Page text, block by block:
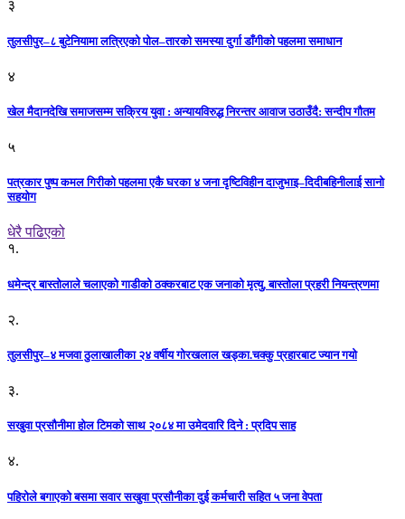
३
तुलसीपुर–८ बुटेनियामा लत्रिएको पोल–तारको समस्या दुर्गा डाँगीको पहलमा समाधान
४
खेल मैदानदेखि समाजसम्म सक्रिय युवा : अन्यायविरुद्ध निरन्तर आवाज उठाउँदै: सन्दीप गौतम
५
पत्रकार पुष्प कमल गिरीको पहलमा एकै घरका ४ जना दृष्टिविहीन दाजुभाइ–दिदीबहिनीलाई सानो
सहयोग
धेरै पढिएको
१.
धमेन्द्र बास्तोलाले चलाएको गाडीको ठक्करबाट एक जनाको मृत्यु, बास्तोला प्रहरी नियन्त्रणमा
२.
तुलसीपुर–४ मजवा ठुलाखालीका २४ वर्षीय गोरखलाल खड्का.चक्कु प्रहारबाट ज्यान गयो
३.
सखुवा प्रसौनीमा होल टिमको साथ २०८४ मा उमेदवारि दिने : प्रदिप साह
४.
पहिराेले बगाएकाे बसमा सवार सखुवा प्रसाैनीका दुई कर्मचारी सहित ५ जना वेपता